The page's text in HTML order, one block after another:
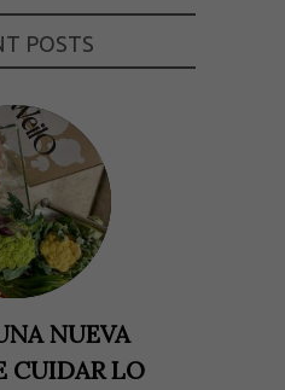
POSTS
NUEVA
CUIDAR LO